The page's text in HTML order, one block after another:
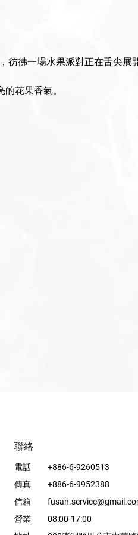
彷彿一場水果派對正在舌尖展
花果香氣。
聯絡
電話
+886-6-9260513
傳真
+886-6-9952388
信箱
營業
08:00-17:00